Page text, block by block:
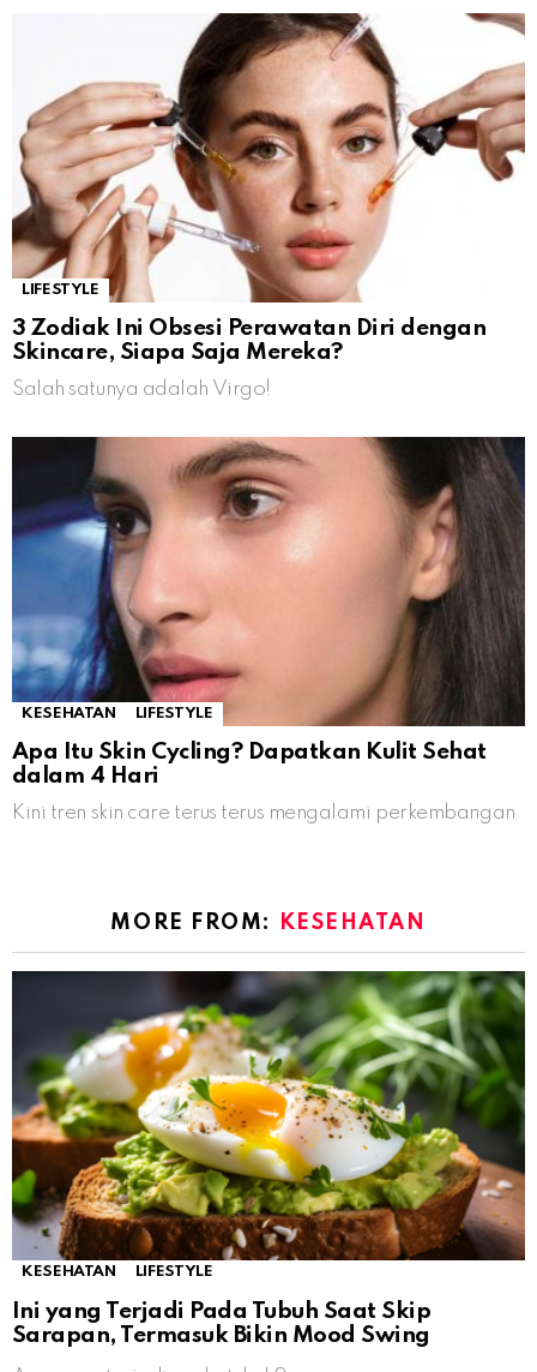
LIFESTYLE
3 Zodiak Ini Obsesi Perawatan Diri dengan
Skincare, Siapa Saja Mereka?
Salah satunya adalah Virgo!
KESEHATAN LIFESTYLE
Apa Itu Skin Cycling? Dapatkan Kulit Sehat
dalam 4 Hari
Kini tren skin care terus terus mengalami perkembangan
MORE FROM: KESEHATAN
KESEHATAN LIFESTYLE
Ini yang Terjadi Pada Tubuh Saat Skip
Sarapan, Termasuk Bikin Mood Swing